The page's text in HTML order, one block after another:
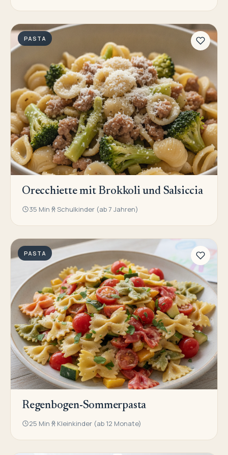
PASTA
Orecchiette mit Brokkoli und Salsiccia
35 Min Schulkinder (ab 7 Jahren)
PASTA
Regenbogen-Sommerpasta
25 Min Kleinkinder (ab 12 Monate)